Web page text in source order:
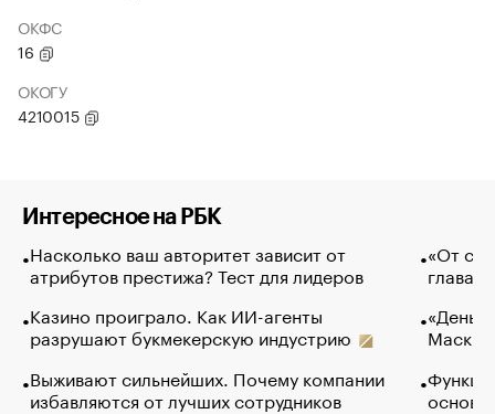
ОКФС
16
ОКОГУ
4210015
Интересное на РБК
Насколько ваш авторитет зависит от
атрибутов престижа? Тест для лидеров
Казино проиграло. Как ИИ-агенты
разрушают букмекерскую индустрию
Выживают сильнейших. Почему компании
избавляются от лучших сотрудников
«От
глава
Маск в
основ